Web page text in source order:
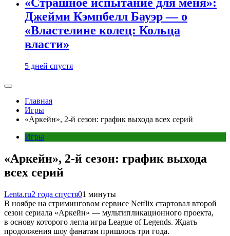
Джейми Кэмпбелл Бауэр — о
«Властелине колец: Кольца
власти»
5 дней спустя
Главная
Игры
«Аркейн», 2-й сезон: график выхода всех серий
Игры
«Аркейн», 2-й сезон: график выхода
всех серий
Lenta.ru2 года спустя01 минуты
В ноябре на стриминговом сервисе Netflix стартовал второй
сезон сериала «Аркейн» — мультипликационного проекта,
в основу которого легла игра League of Legends. Ждать
продолжения шоу фанатам пришлось три года.